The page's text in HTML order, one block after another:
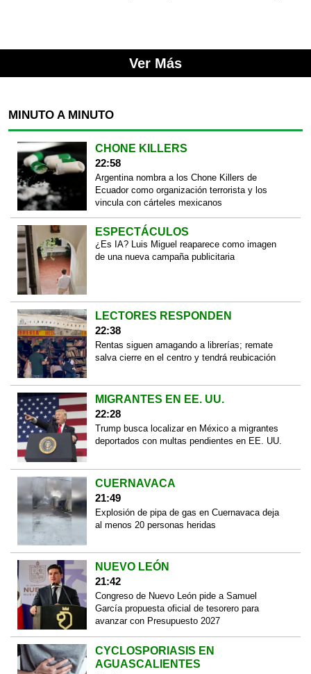
Ver Más
MINUTO A MINUTO
CHONE KILLERS
22:58
Argentina nombra a los Chone Killers de
Ecuador como organización terrorista y los
vincula con cárteles mexicanos
ESPECTÁCULOS
¿Es IA? Luis Miguel reaparece como imagen
de una nueva campaña publicitaria
LECTORES RESPONDEN
22:38
Rentas siguen amagando a librerías; remate
salva cierre en el centro y tendrá reubicación
MIGRANTES EN EE. UU.
22:28
Trump busca localizar en México a migrantes
deportados con multas pendientes en EE. UU.
CUERNAVACA
21:49
Explosión de pipa de gas en Cuernavaca deja
al menos 20 personas heridas
NUEVO LEÓN
21:42
Congreso de Nuevo León pide a Samuel
García propuesta oficial de tesorero para
avanzar con Presupuesto 2027
CYCLOSPORIASIS EN
AGUASCALIENTES